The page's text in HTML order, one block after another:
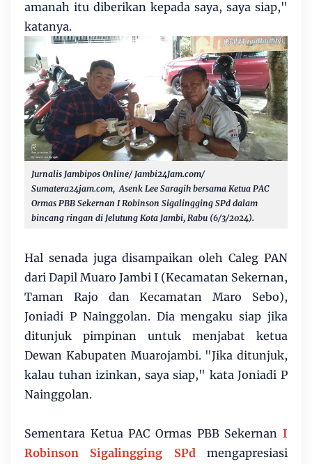
amanah itu diberikan kepada saya, saya siap,"
katanya.
Jurnalis Jambipos Online/ Jambi24Jam.com/
Sumatera24jam.com, Asenk Lee Saragih bersama Ketua PAC
Ormas PBB Sekernan I Robinson Sigalingging SPd dalam
bincang ringan di Jelutung Kota Jambi, Rabu (6/3/2024).
Hal senada juga disampaikan oleh Caleg PAN
dari Dapil Muaro Jambi I (Kecamatan Sekernan,
Taman Rajo dan Kecamatan Maro Sebo),
Joniadi P Nainggolan. Dia mengaku siap jika
ditunjuk pimpinan untuk menjabat ketua
Dewan Kabupaten Muarojambi. "Jika ditunjuk,
kalau tuhan izinkan, saya siap," kata Joniadi P
Nainggolan.
Sementara Ketua PAC Ormas PBB Sekernan I
Robinson Sigalingging SPd mengapresiasi